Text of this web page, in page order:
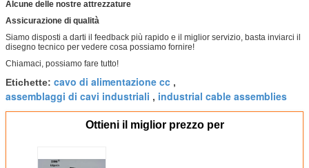
Alcune delle nostre attrezzature
Assicurazione di qualità
Siamo disposti a darti il ​​feedback più rapido e il miglior servizio, basta inviarci il
disegno tecnico per vedere cosa possiamo fornire!
Chiamaci, possiamo fare tutto!
Etichette: cavo di alimentazione cc ,
assemblaggi di cavi industriali , industrial cable assemblies
Ottieni il miglior prezzo per